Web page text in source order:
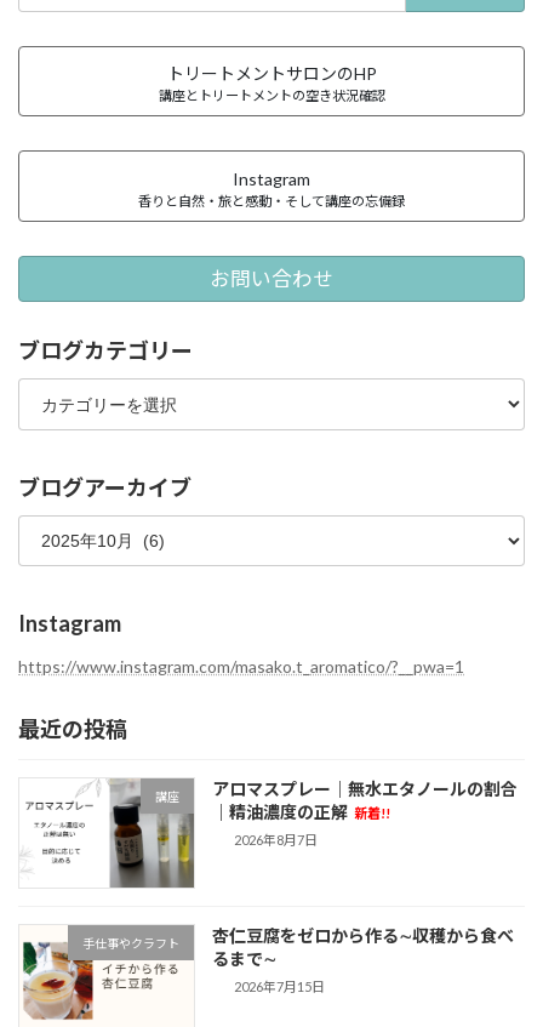
トリートメントサロンのHP
講座とトリートメントの空き状況確認
Instagram
香りと自然・旅と感動・そして講座の忘備録
お問い合わせ
ブログカテゴリー
ブ
グ
テ
ゴ
リ
ブログアーカイブ
ブ
グ
ー
カ
イ
Instagram
https://www.instagram.com/masako.t_aromatico/?__pwa=1
最近の投稿
講座
アロマスプレー｜無水エタノールの割合
｜精油濃度の正解 新着!!
2026年8月7日
手仕事やクラフト
杏仁豆腐をゼロから作る∼収穫から食べ
るまで∼
2026年7月15日